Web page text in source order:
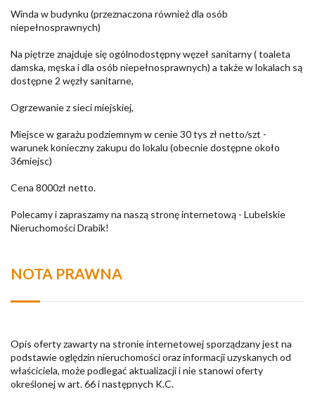
Winda w budynku (przeznaczona również dla osób
niepełnosprawnych)
Na piętrze znajduje się ogólnodostępny węzeł sanitarny ( toaleta
damska, męska i dla osób niepełnosprawnych) a także w lokalach są
dostępne 2 węzły sanitarne,
Ogrzewanie z sieci miejskiej,
Miejsce w garażu podziemnym w cenie 30 tys zł netto/szt -
warunek konieczny zakupu do lokalu (obecnie dostępne około
36miejsc)
Cena 8000zł netto.
Polecamy i zapraszamy na naszą stronę internetową - Lubelskie
Nieruchomości Drabik!
NOTA PRAWNA
Opis oferty zawarty na stronie internetowej sporządzany jest na
podstawie oględzin nieruchomości oraz informacji uzyskanych od
właściciela, może podlegać aktualizacji i nie stanowi oferty
określonej w art. 66 i następnych K.C.